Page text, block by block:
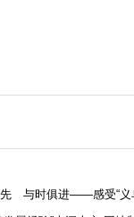
先 与时俱进——感受“义